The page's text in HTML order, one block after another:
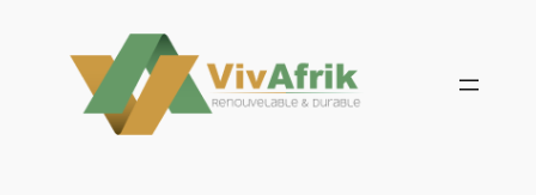
contenu